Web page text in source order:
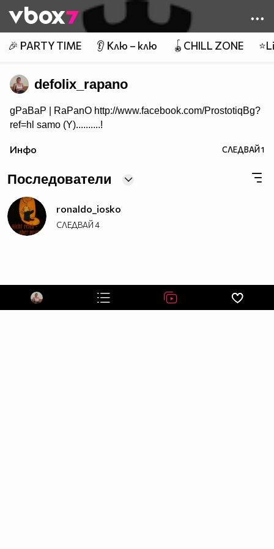
👾
🎉 PARTY TIME 👂 Клю – клю 🪀CHILL ZONE
defolix_rapano
gPaBaP | RaPanO http://www.facebook.com/ProstotiqBg?
ref=hl samo (Y)..........!
Инфо СЛЕДВАЙ1
Последователи
ronaldo_iosko
СЛЕДВАЙ4